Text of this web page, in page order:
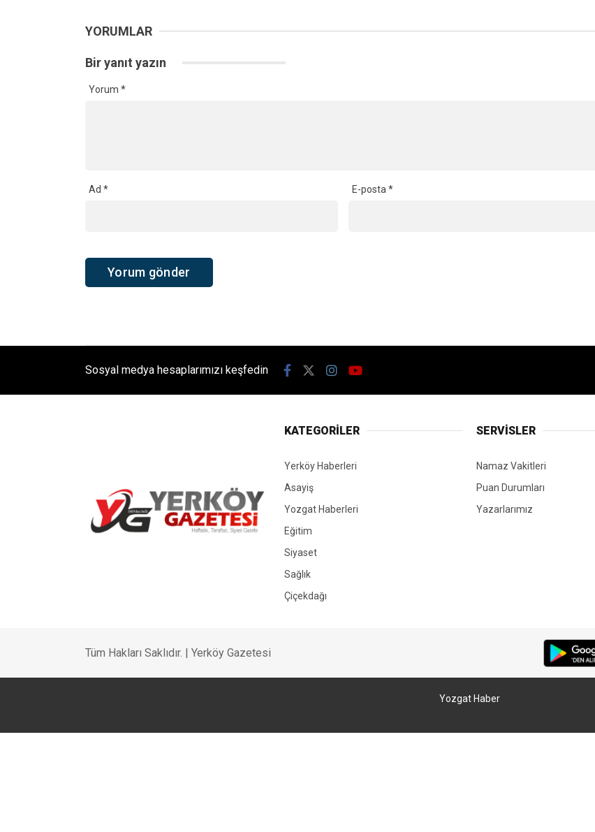
YORUMLAR
Bir yanıt yazın
Yorum *
Ad * E-posta *
Sosyal medya hesaplarımızı keşfedin
KATEGORİLER
Yerköy Haberleri
Asayiş
Yozgat Haberleri
Eğitim
Siyaset
Sağlık
Çiçekdağı
SERVİSLER
Namaz Vakitleri
Puan Durumları
Yazarlarımız
Tüm Hakları Saklıdır. | Yerköy Gazetesi
Yozgat Haber